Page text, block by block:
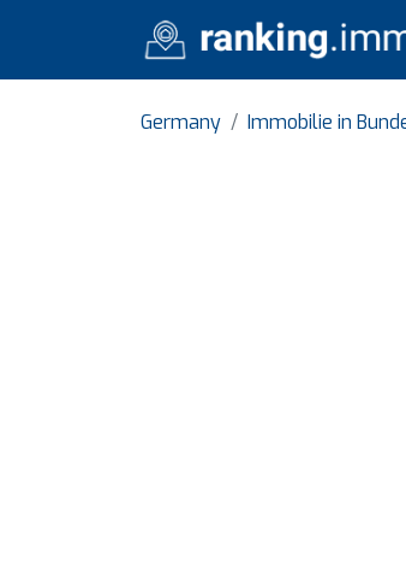
Germany Immobilie in